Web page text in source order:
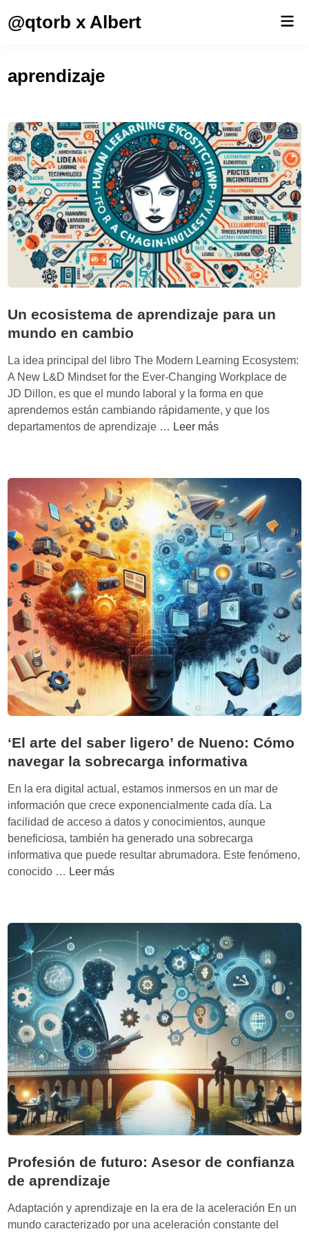
@qtorb x Albert
aprendizaje
Un ecosistema de aprendizaje para un
mundo en cambio
La idea principal del libro The Modern Learning Ecosystem:
A New L&D Mindset for the Ever-Changing Workplace de
JD Dillon, es que el mundo laboral y la forma en que
aprendemos están cambiando rápidamente, y que los
departamentos de aprendizaje … U
c
o
s
i
s
t
e
m
a
d
e
a
p
r
e
d
i
a
j
e
p
a
n
u
n
d
o
e
n
a
m
b
o
Leer más
‘El arte del saber ligero’ de Nueno: Cómo
navegar la sobrecarga informativa
En la era digital actual, estamos inmersos en un mar de
información que crece exponencialmente cada día. La
facilidad de acceso a datos y conocimientos, aunque
beneficiosa, también ha generado una sobrecarga
informativa que puede resultar abrumadora. Este fenómeno,
conocido … ‘
a
r
t
e
d
e
l
s
a
b
e
r
l
i
e
r
Leer más
Profesión de futuro: Asesor de confianza
de aprendizaje
Adaptación y aprendizaje en la era de la aceleración En un
mundo caracterizado por una aceleración constante del